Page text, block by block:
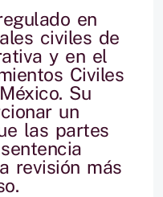
en
civiles de
y en el
Civiles
Su
un
las partes
revisión más